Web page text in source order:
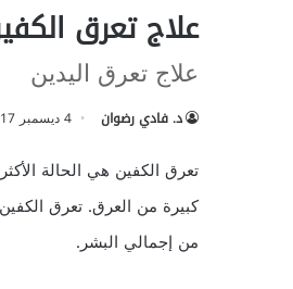
علاج تعرق
علاج تعرق اليدين
د. فادي رضوان 4 ديسمبر 2017
من إجمالي البشر.